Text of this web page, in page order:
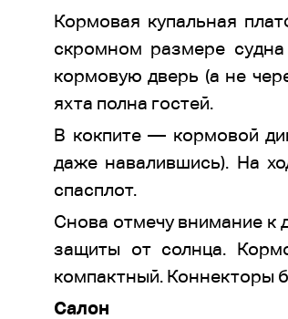
Кормовая купальная
скромном размере
кормовую дверь (а не
яхта полна гостей.
В кокпите — кормовой
даже навалившись). На
спасплот.
Снова отмечу внимание к
защиты от солнца.
компактный. Коннекторы
Салон